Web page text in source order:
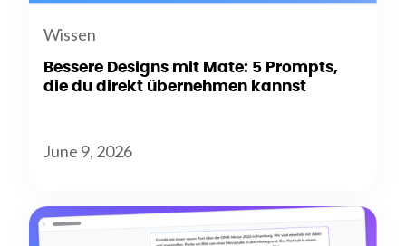
Wissen
Bessere Designs mit Mate: 5 Prompts,
die du direkt übernehmen kannst
June 9, 2026